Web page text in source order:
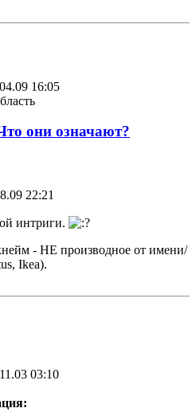
16:05
они означают?
22:21
интриги.
- НЕ производное от имени/
Ikea).
03:10